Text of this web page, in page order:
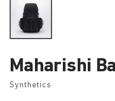
Maharishi
Synthetics